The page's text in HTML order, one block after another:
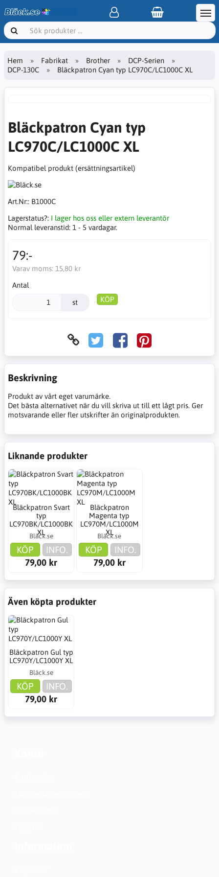
Hem Fabrikat Brother
DCP-Serien
DCP-130C
Bläckpatron Cyan typ LC970C/LC1000C XL
Bläckpatron Cyan typ
LC970C/LC1000C XL
Kompatibel produkt (ersättningsartikel)
Art.Nr:: B1000C
Lagerstatus?: I lager hos oss eller extern leverantör
Normal leveranstid: 1 - 5 vardagar.
79:-
Varav moms: 15,80 kr
Antal
st KÖP
Beskrivning
Produkt av vårt eget varumärke.
Det bästa alternativet när du vill skriva ut till ett lågt pris. Ger
motsvarande eller fler utskrifter än originalprodukten.
Liknande produkter
Bläckpatron Svart
typ
LC970BK/LC1000BK
XL
Bläck.se
KÖP
INFO.
79,00 kr
Bläckpatron
Magenta typ
LC970M/LC1000M
XL
Bläck.se
KÖP
INFO.
79,00 kr
Även köpta produkter
Bläckpatron Gul typ
LC970Y/LC1000Y XL
Bläck.se
KÖP
INFO.
79,00 kr